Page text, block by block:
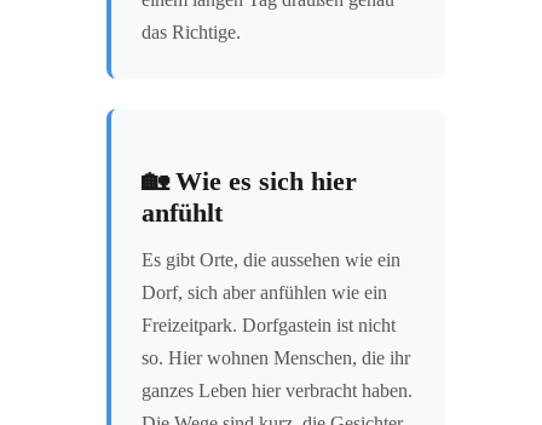
das Richtige.
🏡 Wie es sich hier
anfühlt
Es gibt Orte, die aussehen wie ein
Dorf, sich aber anfühlen wie ein
Freizeitpark. Dorfgastein ist nicht
so. Hier wohnen Menschen, die ihr
ganzes Leben hier verbracht haben.